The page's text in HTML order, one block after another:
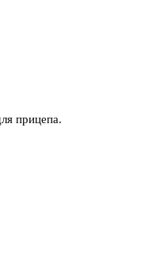
прицепа.